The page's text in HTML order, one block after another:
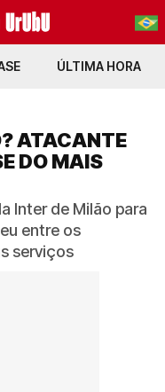
PT-BR ÚLTIMA HORA
ATACANTE
DO MAIS
Inter de Milão para
entre os
serviços